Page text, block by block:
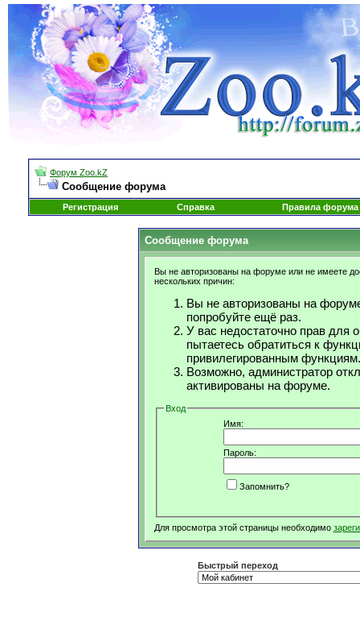
Форум Zoo.kZ
Сообщение форума
Регистрация Справка Правила форума
Сообщение форума
Вы не авторизованы на форуме или не имеете
нескольких причин:
Вы не авторизованы на
попробуйте ещё раз.
У вас недостаточно прав для
пытаетесь обратиться к
привилегированным функциям.
Возможно, администратор
активированы на форуме.
Вход
Имя:
Пароль:
Запомнить?
Для просмотра этой страницы необходимо
Быстрый переход